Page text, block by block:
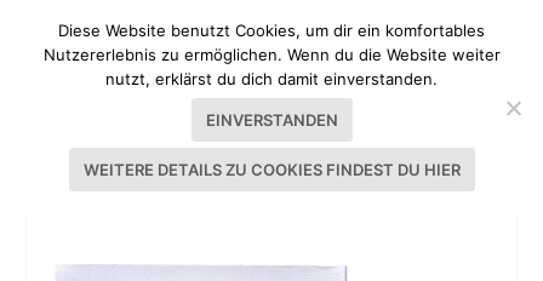
HOODY EDDA
Diese Website benutzt Cookies, um dir ein komfortables
Nutzererlebnis zu ermöglichen. Wenn du die Website weiter
nutzt, erklärst du dich damit einverstanden.
EINVERSTANDEN
WEITERE DETAILS ZU COOKIES FINDEST DU HIER